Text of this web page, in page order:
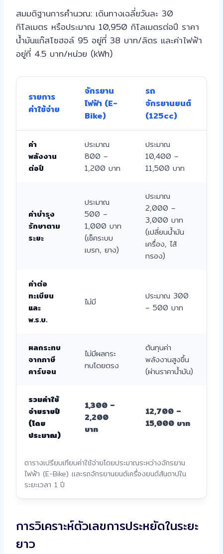
สมมติฐานการคำนวณ: เดินทางเฉลี่ยวันละ 30
กิโลเมตร หรือประมาณ 10,950 กิโลเมตรต่อปี ราคา
น้ำมันแก๊สโซฮอล์ 95 อยู่ที่ 38 บาท/ลิตร และค่าไฟฟ้า
อยู่ที่ 4.5 บาท/หน่วย (kWh)
ตารางเปรียบเทียบค่าใช้จ่ายโดยประมาณระหว่างจักรยาน
ไฟฟ้า (E-Bike) และรถจักรยานยนต์เครื่องยนต์สันดาปใน
ระยะเวลา 1 ปี
รายการ
ค่าใช้จ่าย
จักรยาน
ไฟฟ้า (E-
Bike)
รถ
จักรยานยนต์
(125cc)
ค่า
พลังงาน
ต่อปี
ประมาณ
800 –
1,200 บาท
ประมาณ
10,400 –
11,500 บาท
ค่าบำรุง
รักษาตาม
ระยะ
ประมาณ
500 –
1,000 บาท
(เช็คระบบ
เบรก, ยาง)
ประมาณ
2,000 –
3,000 บาท
(เปลี่ยนน้ำมัน
เครื่อง, ไส้
กรอง)
ค่าต่อ
ทะเบียน
และ
พ.ร.บ.
ไม่มี
ประมาณ 300
– 500 บาท
ผลกระทบ
จากภาษี
คาร์บอน
ไม่มีผลกระ
ทบโดยตรง
ต้นทุนค่า
พลังงานสูงขึ้น
(ผ่านราคาน้ำมัน)
รวมค่าใช้
จ่ายรายปี
(โดย
ประมาณ)
1,300 –
2,200
บาท
12,700 –
15,000 บาท
การวิเคราะห์ตัวเลขการประหยัดในระยะ
ยาว